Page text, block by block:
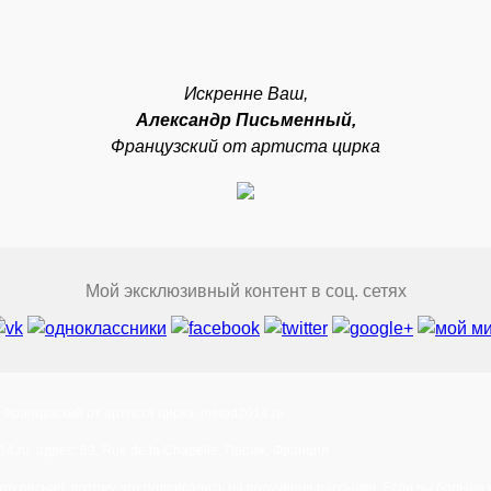
Искренне Ваш,
Александр Письменный,
Французский от артиста цирка
Мой эксклюзивный контент в соц. сетях